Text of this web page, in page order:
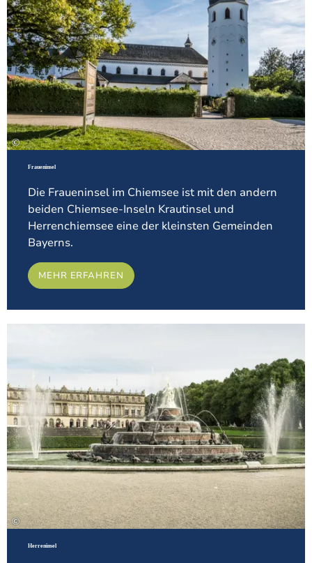
Auch die bayerische Landeshauptstadt München
ist ein lohnendes Ausflugsziel - die Großstadt mit
Herz hat viele Attraktionen und interessante
Einkaufsmöglichkeiten.
Das Team der Tourist-Info berät zu
Ausflugszielen in und um Ruhpolding und gibt
Empfehlungen, welche sich besonders lohnen.
©
Fraueninsel
Die Fraueninsel im Chiemsee ist mit den andern
beiden Chiemsee-Inseln Krautinsel und
Herrenchiemsee eine der kleinsten Gemeinden
Bayerns.
MEHR ERFAHREN
©
Herreninsel